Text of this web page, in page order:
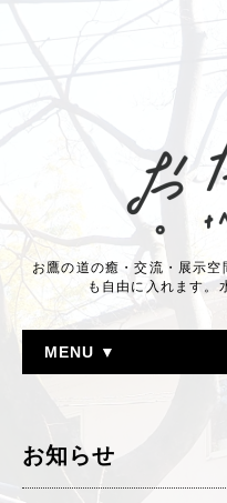
お鷹の道の癒・交流・展示
も自由に入れます。
MENU ▼
お知らせ